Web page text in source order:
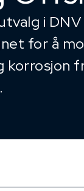
i
for å
korrosjon